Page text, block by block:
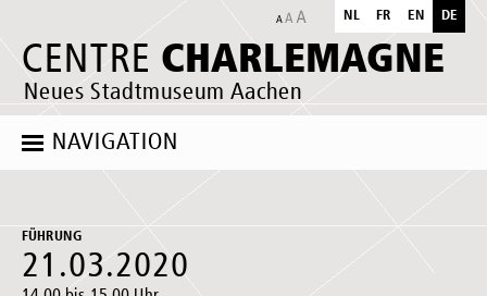
CENTRE CHARLEMAGNE
Neues Stadtmuseum Aachen
NL FR EN DE
NAVIGATION
FÜHRUNG
21.03.2020